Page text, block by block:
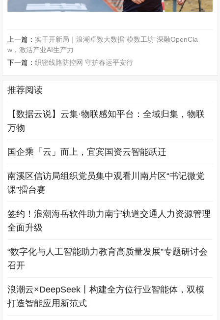
上一篇： 实干开新局｜浪潮卓数大数据“模数工坊”深融OpenCla
w，激活产业AI生产力
下一篇：织密线路防控网 守护春运平安行
推荐阅读
【数据云说】云集·物联感知平台：全域归集，物联
万物
国企乘「云」而上，宜宾国资云智能跃迁
南溪区信访局组织党员集中观看川南片区“书记微党
课”擂台赛
签约！浪潮海岳软件助力南宁轨道交通人力资源管理
全面升级
“数字化与人工智能助力教育高质量发展”专题研讨会
召开
浪潮云×DeepSeek丨构建全方位行业智能体，双模
打造智能应用新范式